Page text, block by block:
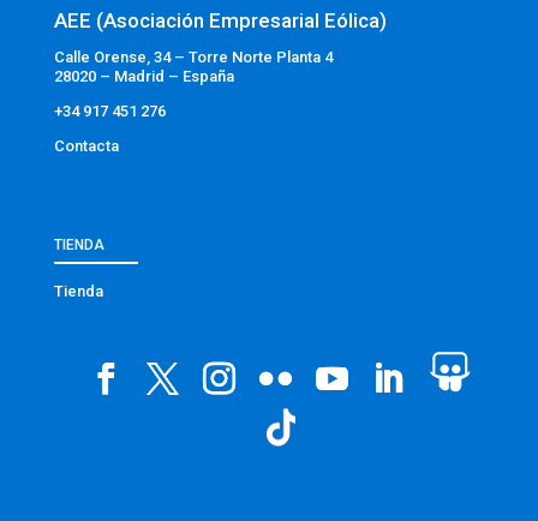
AEE (Asociación Empresarial Eólica)
Calle Orense, 34 – Torre Norte Planta 4
28020 – Madrid – España
+34 917 451 276
Contacta
TIENDA
Tienda